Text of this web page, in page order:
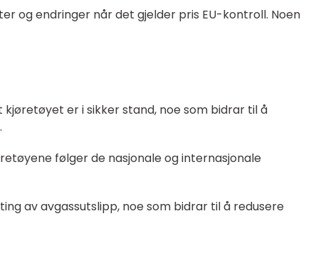
og endringer når det gjelder pris EU-kontroll. Noen
er i sikker stand, noe som bidrar til å
følger de nasjonale og internasjonale
av avgassutslipp, noe som bidrar til å redusere